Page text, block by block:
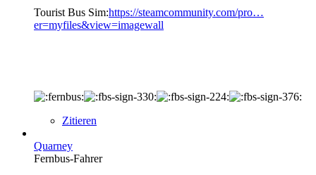
Tourist Bus Sim:https://steamcommunity.com/pro…
er=myfiles&view=imagewall
Zitieren
Quarney
Fernbus-Fahrer